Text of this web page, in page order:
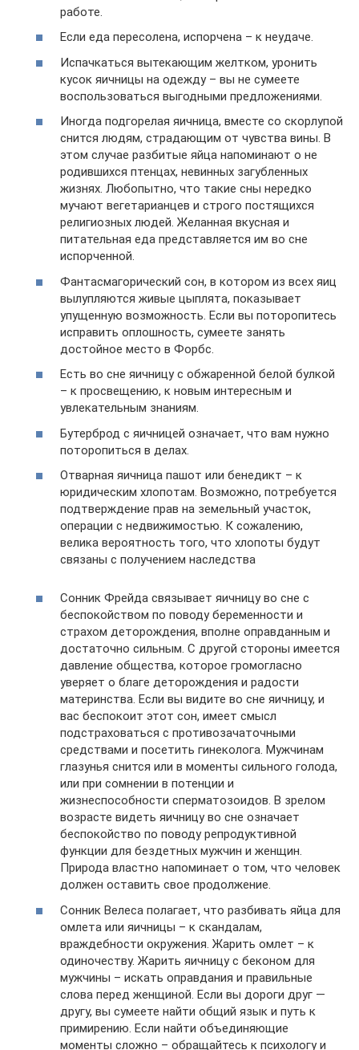
работе.
Если еда пересолена, испорчена – к неудаче.
Испачкаться вытекающим желтком, уронить
кусок яичницы на одежду – вы не сумеете
воспользоваться выгодными предложениями.
Иногда подгорелая яичница, вместе со скорлупой
снится людям, страдающим от чувства вины. В
этом случае разбитые яйца напоминают о не
родившихся птенцах, невинных загубленных
жизнях. Любопытно, что такие сны нередко
мучают вегетарианцев и строго постящихся
религиозных людей. Желанная вкусная и
питательная еда представляется им во сне
испорченной.
Фантасмагорический сон, в котором из всех яиц
вылупляются живые цыплята, показывает
упущенную возможность. Если вы поторопитесь
исправить оплошность, сумеете занять
достойное место в Форбс.
Есть во сне яичницу с обжаренной белой булкой
– к просвещению, к новым интересным и
увлекательным знаниям.
Бутерброд с яичницей означает, что вам нужно
поторопиться в делах.
Отварная яичница пашот или бенедикт – к
юридическим хлопотам. Возможно, потребуется
подтверждение прав на земельный участок,
операции с недвижимостью. К сожалению,
велика вероятность того, что хлопоты будут
связаны с получением наследства
Сонник Фрейда связывает яичницу во сне с
беспокойством по поводу беременности и
страхом деторождения, вполне оправданным и
достаточно сильным. С другой стороны имеется
давление общества, которое громогласно
уверяет о благе деторождения и радости
материнства. Если вы видите во сне яичницу, и
вас беспокоит этот сон, имеет смысл
подстраховаться с противозачаточными
средствами и посетить гинеколога. Мужчинам
глазунья снится или в моменты сильного голода,
или при сомнении в потенции и
жизнеспособности сперматозоидов. В зрелом
возрасте видеть яичницу во сне означает
беспокойство по поводу репродуктивной
функции для бездетных мужчин и женщин.
Природа властно напоминает о том, что человек
должен оставить свое продолжение.
Сонник Велеса полагает, что разбивать яйца для
омлета или яичницы – к скандалам,
враждебности окружения. Жарить омлет – к
одиночеству. Жарить яичницу с беконом для
мужчины – искать оправдания и правильные
слова перед женщиной. Если вы дороги друг —
другу, вы сумеете найти общий язык и путь к
примирению. Если найти объединяющие
моменты сложно – обращайтесь к психологу и